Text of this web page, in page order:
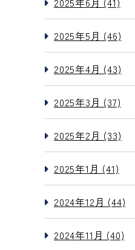
2025年5月 (46)
2025年4月 (43)
2025年3月 (37)
2025年2月 (33)
2025年1月 (41)
2024年12月 (44)
2024年11月 (40)